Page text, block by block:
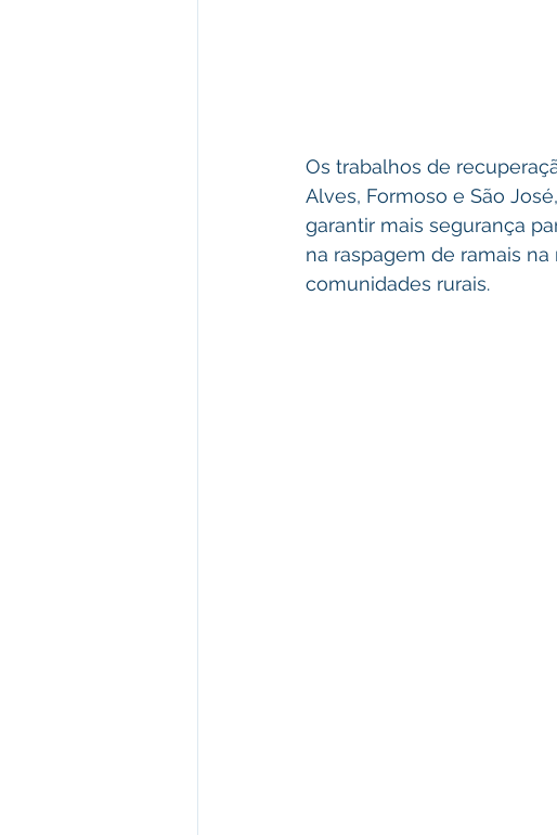
Os trabalhos de
Alves, Formoso e São
garantir mais segurança
na raspagem de ramais
comunidades rurais.